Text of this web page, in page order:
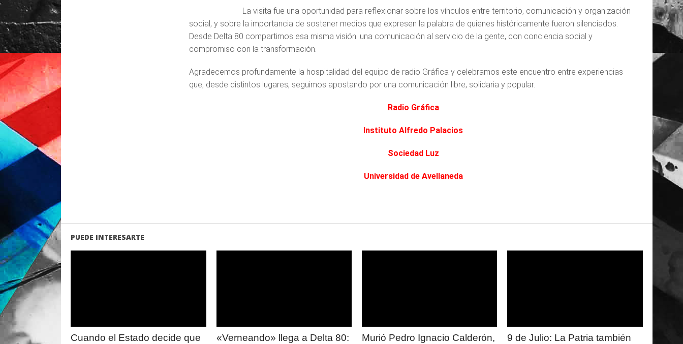
La visita fue una oportunidad para reflexionar sobre los vínculos entre territorio, comunicación y organización
social, y sobre la importancia de sostener medios que expresen la palabra de quienes históricamente fueron silenciados.
Desde Delta 80 compartimos esa misma visión: una comunicación al servicio de la gente, con conciencia social y
compromiso con la transformación.
Agradecemos profundamente la hospitalidad del equipo de radio Gráfica y celebramos este encuentro entre experiencias
que, desde distintos lugares, seguimos apostando por una comunicación libre, solidaria y popular.
Radio Gráfica
Instituto Alfredo Palacios
Sociedad Luz
Universidad de Avellaneda
PUEDE INTERESARTE
Cuando el Estado decide que
«Verneando» llega a Delta 80:
Murió Pedro Ignacio Calderón,
9 de Julio: La Patria también